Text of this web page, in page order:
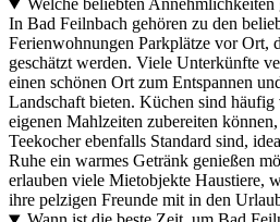
Welche beliebten
In Bad Feilnbach gehören zu den
Ferienwohnungen Parkplätze vor Ort,
geschätzt werden. Viele Unterkünfte
einen schönen Ort zum Entspannen
Landschaft bieten. Küchen sind häufig
eigenen Mahlzeiten zubereiten
Teekocher ebenfalls Standard sind,
Ruhe ein warmes Getränk genießen
erlauben viele Mietobjekte Haustiere,
ihre pelzigen Freunde mit in den